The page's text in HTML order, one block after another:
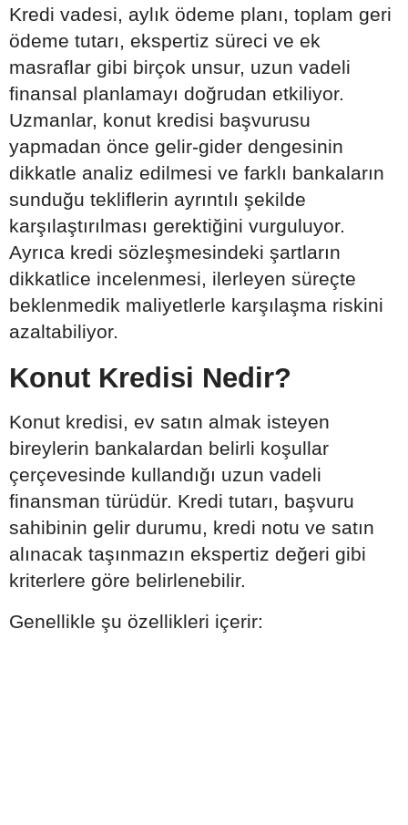
Kredi vadesi, aylık ödeme planı, toplam geri
ödeme tutarı, ekspertiz süreci ve ek
masraflar gibi birçok unsur, uzun vadeli
finansal planlamayı doğrudan etkiliyor.
Uzmanlar, konut kredisi başvurusu
yapmadan önce gelir-gider dengesinin
dikkatle analiz edilmesi ve farklı bankaların
sunduğu tekliflerin ayrıntılı şekilde
karşılaştırılması gerektiğini vurguluyor.
Ayrıca kredi sözleşmesindeki şartların
dikkatlice incelenmesi, ilerleyen süreçte
beklenmedik maliyetlerle karşılaşma riskini
azaltabiliyor.
Konut Kredisi Nedir?
Konut kredisi, ev satın almak isteyen
bireylerin bankalardan belirli koşullar
çerçevesinde kullandığı uzun vadeli
finansman türüdür. Kredi tutarı, başvuru
sahibinin gelir durumu, kredi notu ve satın
alınacak taşınmazın ekspertiz değeri gibi
kriterlere göre belirlenebilir.
Genellikle şu özellikleri içerir: